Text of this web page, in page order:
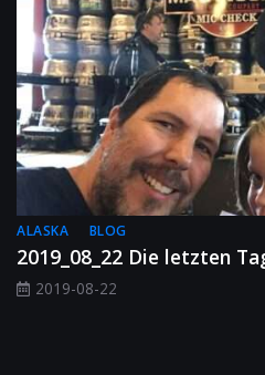
ALASKA BLOG
2019_08_22 Die letzten
2019-08-22